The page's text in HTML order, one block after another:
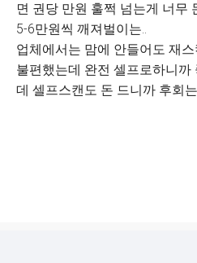
면 권당 만원 훌쩍 넘는게 너무
5-6만원씩 깨져벌이는..
업체에서는 맘에 안들어도 재
불편했는데 완전 셀프로하니까
데 셀프스캔도 돈 드니까 후회